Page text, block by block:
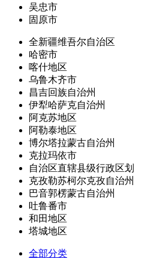
吴忠市
固原市
全新疆维吾尔自治区
哈密市
喀什地区
乌鲁木齐市
昌吉回族自治州
伊犁哈萨克自治州
阿克苏地区
阿勒泰地区
博尔塔拉蒙古自治州
克拉玛依市
自治区直辖县级行政区划
克孜勒苏柯尔克孜自治州
巴音郭楞蒙古自治州
吐鲁番市
和田地区
塔城地区
全部分类